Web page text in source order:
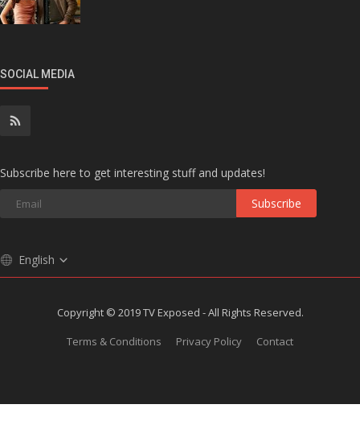
SOCIAL MEDIA
Subscribe here to get interesting stuff and updates!
Subscribe
English
Copyright © 2019 TV Exposed - All Rights Reserved.
Terms & Conditions
Privacy Policy Contact